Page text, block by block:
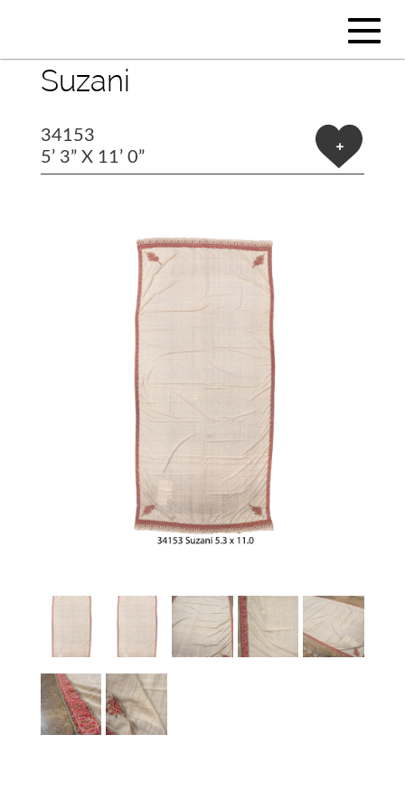
Suzani
34153
5’ 3” X 11’ 0”
+